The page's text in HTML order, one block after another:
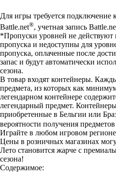
Available actions
Для игры требуется подключение
Battle.net®, учетная запись
*Пропуски уровней не действуют
пропуска и недоступны для
пропуска, оплаченные после
запас и будут автоматически
сезона.
В товар входят контейнеры.
предмета, из которых как
легендарном контейнере
легендарный предмет.
приобретенные в Бельгии или
вероятности получения
Играйте в любом игровом
Цены в розничных магазинах
Лето становится жарче с
сезона!
Содержимое: